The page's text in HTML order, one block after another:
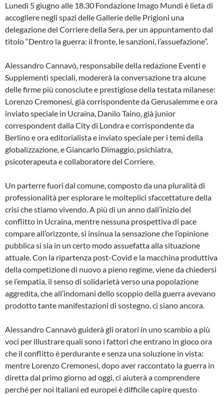
Lunedì 5 giugno alle 18.30 Fondazione Imago Mundi è lieta di
accogliere negli spazi delle Gallerie delle Prigioni una
delegazione del Corriere della Sera, per un appuntamento dal
titolo “Dentro la guerra: il fronte, le sanzioni, l’assuefazione”.
Alessandro Cannavò, responsabile della redazione Eventi e
Supplementi speciali, modererà la conversazione tra alcune
delle firme più conosciute e prestigiose della testata milanese:
Lorenzo Cremonesi, già corrispondente da Gerusalemme e ora
inviato speciale in Ucraina, Danilo Taino, già junior
correspondent dalla City di Londra e corrispondente da
Berlino e ora editorialista e inviato speciale per i temi della
globalizzazione, e Giancarlo Dimaggio, psichiatra,
psicoterapeuta e collaboratore del Corriere.
Un parterre fuori dal comune, composto da una pluralità di
professionalità per esplorare le molteplici sfaccettature della
crisi che stiamo vivendo. A più di un anno dall’inizio del
conflitto in Ucraina, mentre nessuna prospettiva di pace
compare all’orizzonte, si insinua la sensazione che l’opinione
pubblica si sia in un certo modo assuefatta alla situazione
attuale. Con la ripartenza post-Covid e la macchina produttiva
della competizione di nuovo a pieno regime, viene da chiedersi
se l’empatia, il senso di solidarietà verso una popolazione
aggredita, che all’indomani dello scoppio della guerra avevano
prodotto tante manifestazioni di sostegno, ci siano ancora.
Alessandro Cannavò guiderà gli oratori in uno scambio a più
voci per illustrare quali sono i fattori che entrano in gioco ora
che il conflitto è perdurante e senza una soluzione in vista:
mentre Lorenzo Cremonesi, dopo aver raccontato la guerra in
diretta dal primo giorno ad oggi, ci aiuterà a comprendere
perché per noi italiani ed europei è difficile capire questo